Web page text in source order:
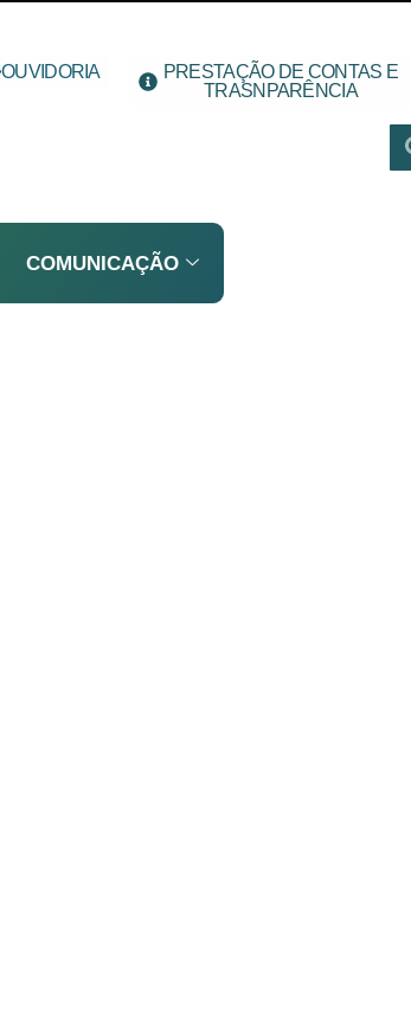
OUVIDORIA
PRESTAÇÃO DE CONTAS E
TRASNPARÊNCIA
COMUNICAÇÃO